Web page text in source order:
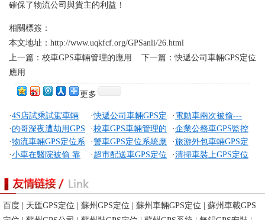
確保了物流公司與貨主的利益！
相關標簽：
本文地址： http://www.uqkfcf.org/GPSanli/26.html
上一篇： 校車GPS車輛管理的應用 下一篇：快遞公司車輛GPS定位
應用
更多
·4S店試乘試駕車輛
GPS應用
·快遞公司車輛GPS定
位應用
· 電動車兩次被偷---
GPS幫忙兩次找回
· 的哥深夜遭劫用GPS
報警 1小時后劫犯落網
·校車GPS車輛管理的
應用
·企業公務車GPS監控
系統
·物流車輛GPS定位系
統的應用
·警車GPS定位系統應
用
·旅游外包車輛GPS定
位應用
·小車在醫院被偷 靠
· 超市配送車GPS定位
·清掃車裝上GPS定位
百度 天匯GPS定位 蘇州GPS定位 蘇州車輛GPS定位
蘇州車載GPS